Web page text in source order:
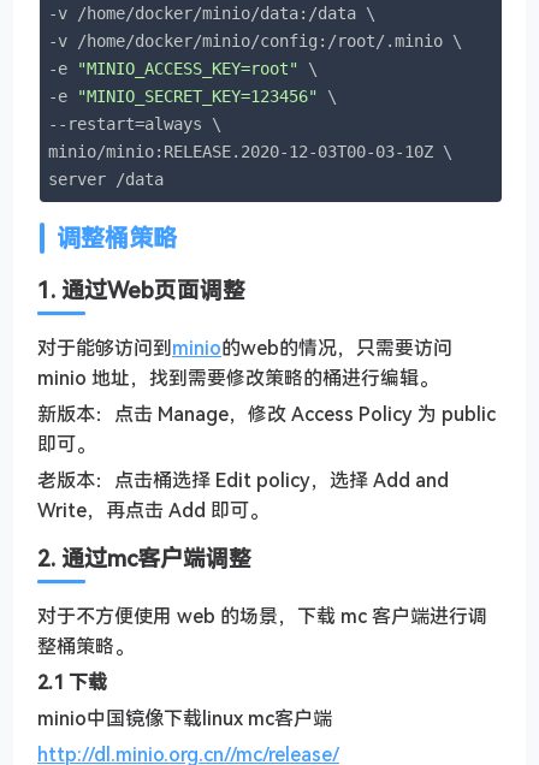
-v /home/docker/minio/data:/data \
-v /home/docker/minio/config:/root/.minio \
-e
"MINIO_ACCESS_KEY=root" \
-e
"MINIO_SECRET_KEY=123456" \
--restart=always \
minio/minio:RELEASE.2020-12-03T00-03-10Z \
server /data
调整桶策略
1. 通过Web页面调整
对于能够访问到minio的web的情况，只需要访问
minio 地址，找到需要修改策略的桶进行编辑。
新版本：点击 Manage，修改 Access Policy 为 public
即可。
老版本：点击桶选择 Edit policy，选择 Add and
Write，再点击 Add 即可。
2. 通过mc客户端调整
对于不方便使用 web 的场景，下载 mc 客户端进行调
整桶策略。
2.1 下载
minio中国镜像下载linux mc客户端
http://dl.minio.org.cn//mc/release/